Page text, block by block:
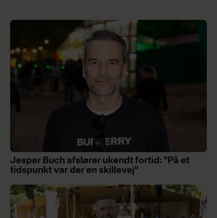
Jesper Buch afslører ukendt fortid: "På et
tidspunkt var der en skillevej"